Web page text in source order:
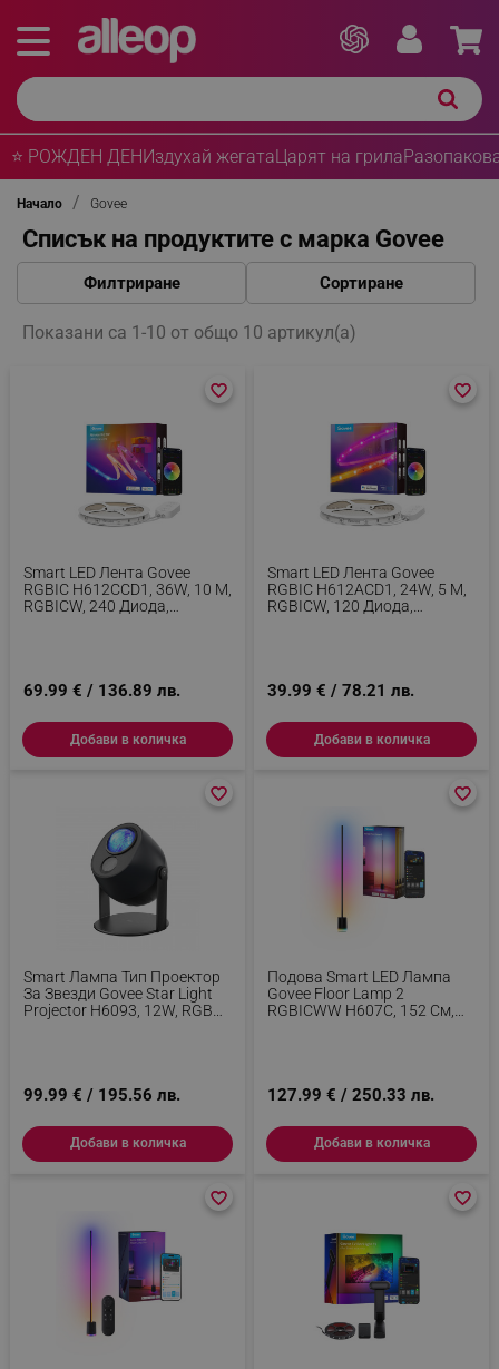
⭐ РОЖДЕН ДЕНИздухай жегатаЦарят на грила
Начало Govee
Списък на продуктите с марка Govee
Филтриране Сортиране
Показани са 1-10 от общо 10 артикул(а)
Smart LED Лента Govee
RGBIC H612CCD1, 36W, 10 М,
RGBICW, 240 Диода,
69.99 € / 136.89 лв.
favorite_border
favorite_border
Добави в количка
Smart LED Лента Govee
RGBIC H612ACD1, 24W, 5 М,
RGBICW, 120 Диода,
39.99 € / 78.21 лв.
favorite_border
favorite_border
Добави в количка
Smart Лампа Тип Проектор
За Звезди Govee Star Light
Projector H6093, 12W, RGBW,
99.99 € / 195.56 лв.
favorite_border
favorite_border
Добави в количка
Подова Smart LED Лампа
Govee Floor Lamp 2
RGBICWW H607C, 152 См,
127.99 € / 250.33 лв.
favorite_border
favorite_border
Добави в количка
favorite_border
favorite_border favorite_border
favorite_border